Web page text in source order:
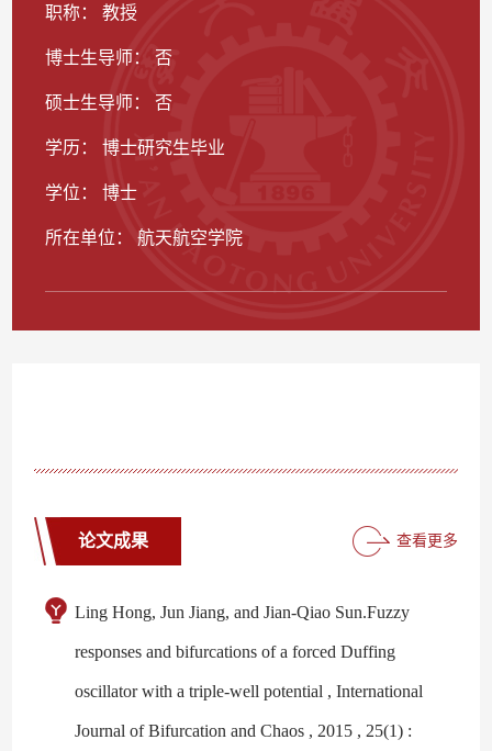
职称： 教授
博士生导师： 否
硕士生导师： 否
学历： 博士研究生毕业
学位： 博士
所在单位： 航天航空学院
论文成果 查看更多
Ling Hong, Jun Jiang, and Jian-Qiao Sun.Fuzzy
responses and bifurcations of a forced Duffing
oscillator with a triple-well potential , International
Journal of Bifurcation and Chaos , 2015 , 25(1) :